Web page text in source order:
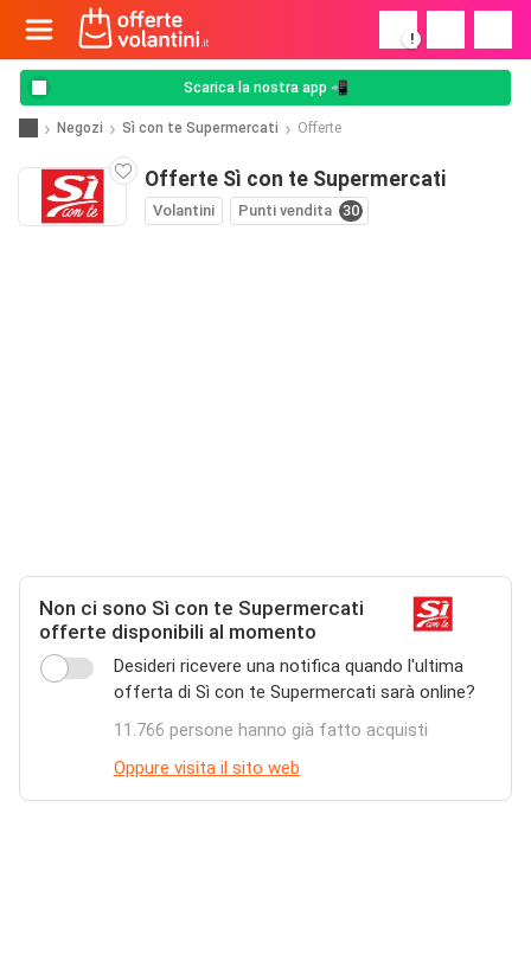
!
Scarica la nostra app 📲
Negozi Sì con te Supermercati Offerte
Offerte Sì con te Supermercati
Volantini Punti vendita 30
Non ci sono Sì con te Supermercati
offerte disponibili al momento
Desideri ricevere una notifica quando l'ultima
offerta di Sì con te Supermercati sarà online?
11.766 persone hanno già fatto acquisti
Oppure visita il sito web